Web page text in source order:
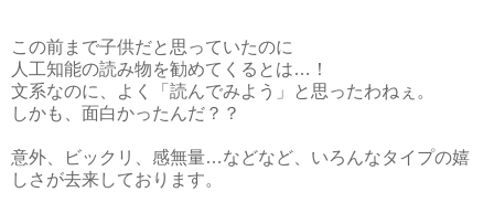
この前まで子供だと思っていたのに
人工知能の読み物を勧めてくるとは…！
文系なのに、よく「読んでみよう」と思ったわねぇ。
しかも、面白かったんだ？？
意外、ビックリ、感無量…などなど、いろんなタイプの嬉
しさが去来しております。